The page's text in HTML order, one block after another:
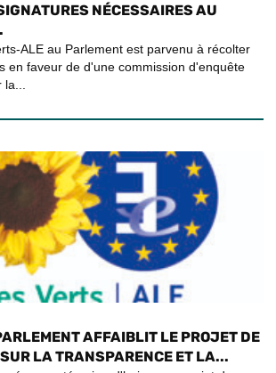
NÉCESSAIRES AU
ALE au Parlement est parvenu à récolter
en faveur de d'une commission d'enquête
AFFAIBLIT LE PROJET DE
LA TRANSPARENCE ET LA...